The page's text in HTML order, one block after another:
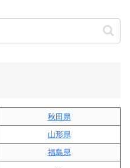
秋田県
山形県
福島県